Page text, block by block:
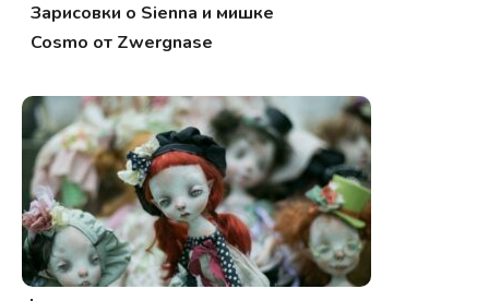
Зарисовки о Sienna и мишке
Cosmo от Zwergnase